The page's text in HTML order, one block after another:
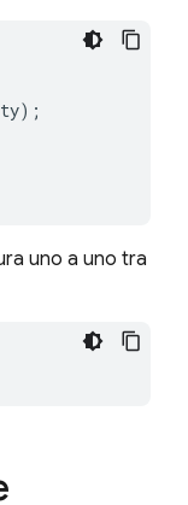
);
uno a uno tra